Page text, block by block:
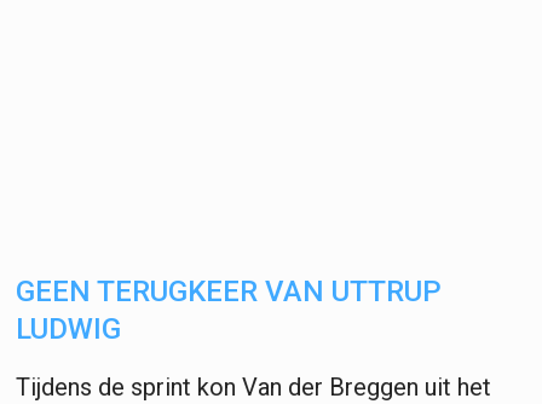
GEEN TERUGKEER VAN UTTRUP
LUDWIG
Tijdens de sprint kon Van der Breggen uit het